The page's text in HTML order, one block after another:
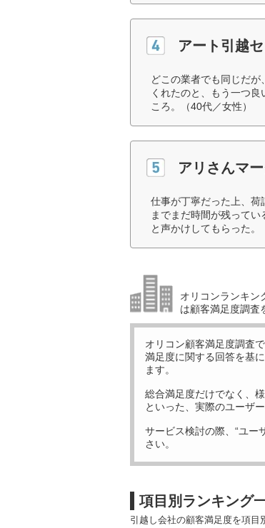
アート引越
どこの業者でも同じだ
くれたのと、もう一つ
ころ。（40代／女性）
アリさんマ
仕事が丁寧だった上、荷
までまだ時間が残って
と声かけしてもらった。
オリコンランキン
は顧客満足度調査
オリコン顧客満足度調査
満足度に関する回答を基
ます。
総合満足度だけでなく、
といった、実際のユーザ
サービス検討の際、“ユー
さい。
項目別ランキング
引越し会社の顧客満足度を項目